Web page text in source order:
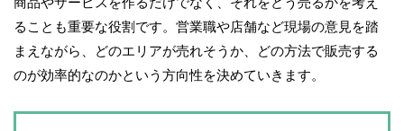
ることも重要な役割です。営業職や店舗など現場の意見を踏
まえながら、どのエリアが売れそうか、どの方法で販売する
のが効率的なのかという方向性を決めていきます。